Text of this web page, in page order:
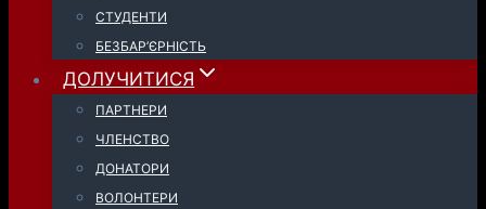
СТУДЕНТИ
БЕЗБАР’ЄРНІСТЬ
ДОЛУЧИТИСЯ
ПАРТНЕРИ
ЧЛЕНСТВО
ДОНАТОРИ
ВОЛОНТЕРИ